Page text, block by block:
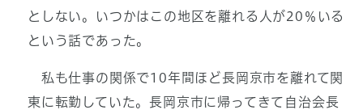
としない。いつかはこの地区を離れる人が20％いる
という話であった。
私も仕事の関係で10年間ほど長岡京市を離れて関
東に転勤していた。長岡京市に帰ってきて自治会長